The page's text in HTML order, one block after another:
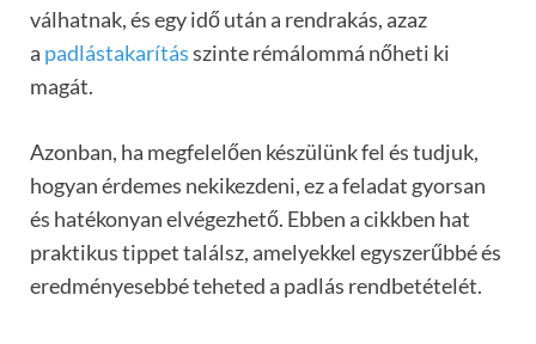
válhatnak, és egy idő után a rendrakás, azaz
a padlástakarításszinte rémálommá nőheti ki
magát.
Azonban, ha megfelelően készülünk fel és tudjuk,
hogyan érdemes nekikezdeni, ez a feladat gyorsan
és hatékonyan elvégezhető. Ebben a cikkben hat
praktikus tippet találsz, amelyekkel egyszerűbbé és
eredményesebbé teheted a padlás rendbetételét.